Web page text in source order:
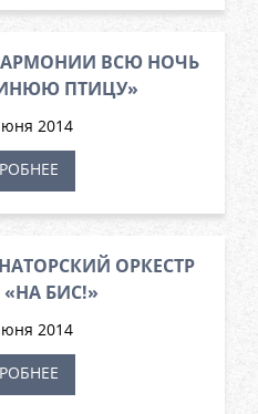
ВСЮ НОЧЬ
ПТИЦУ»
2014
ОРКЕСТР
БИС!»
2014